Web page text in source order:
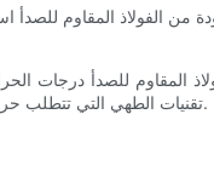
من الفولاذ المقاوم للصدأ
المقاوم للصدأ درجات
تقنيات الطهي التي تتطلب حرارة عالية. إضافةً إلى ذلك، يتميز الفولاذ المقاوم للصدأ بمقاومته للتآكل والصدأ والبقع، مما يضمن استمرار أداء أواني الطهي بكفاءة عالية لسنوات طويلة.